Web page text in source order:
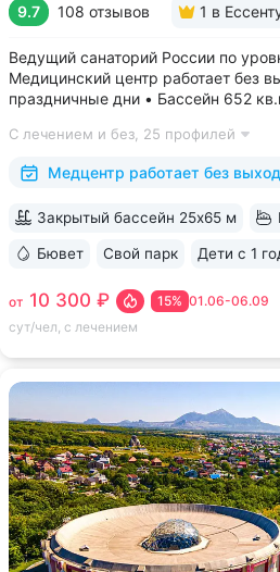
9.7 108 отзывов 1 в
Ведущий санаторий России по
Медицинский центр работает без
праздничные дни • Бассейн 652
Глубина от 30 до 180 см, есть
расположены закрытая терраса...
С лечением и без, 25 профилей
Медцентр работает без
01.06-06.09
15%
от 10 300 ₽
сут/чел, с лечением
Закрытый бассейн 25х65 м
Бювет Свой парк Дети с 1
ещё 6